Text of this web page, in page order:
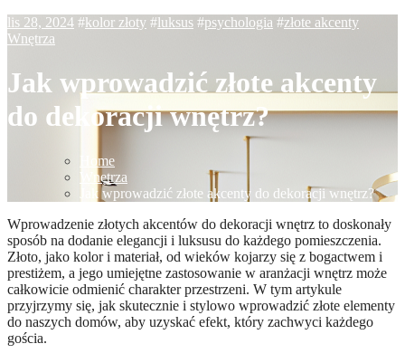
lis 28, 2024 #kolor złoty #luksus #psychologia #złote akcenty
Wnętrza
Jak wprowadzić złote akcenty
do dekoracji wnętrz?
Home
Wnętrza
Jak wprowadzić złote akcenty do dekoracji wnętrz?
Wprowadzenie złotych akcentów do dekoracji wnętrz to doskonały
sposób na dodanie elegancji i luksusu do każdego pomieszczenia.
Złoto, jako kolor i materiał, od wieków kojarzy się z bogactwem i
prestiżem, a jego umiejętne zastosowanie w aranżacji wnętrz może
całkowicie odmienić charakter przestrzeni. W tym artykule
przyjrzymy się, jak skutecznie i stylowo wprowadzić złote elementy
do naszych domów, aby uzyskać efekt, który zachwyci każdego
gościa.